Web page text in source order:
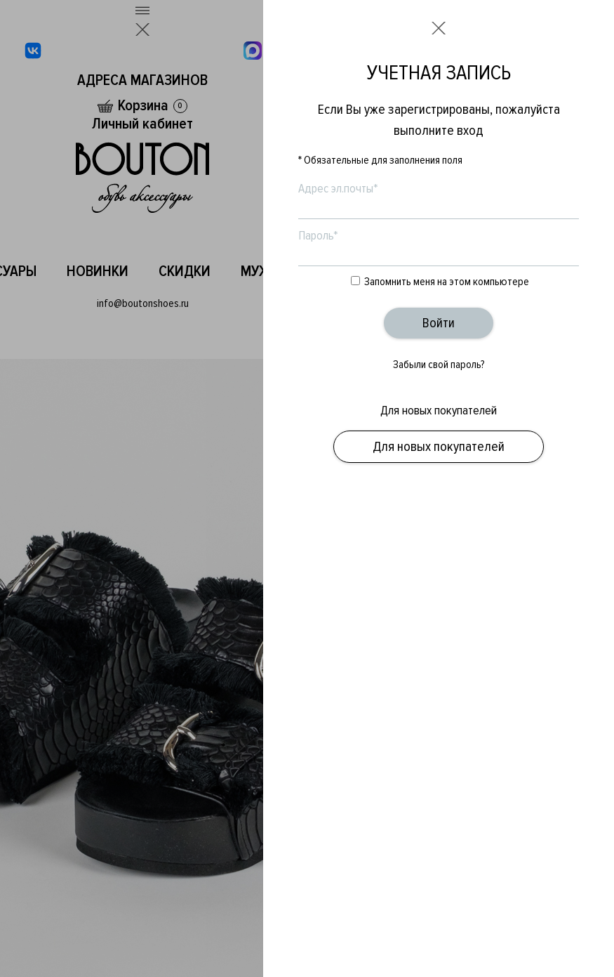
АДРЕСА МАГАЗИНОВ
Корзина
0
Личный кабинет
НОВИНКИ СКИДКИ МУЖСКОЕ ЖЕНСКОЕ БРЕНДЫ
info@boutonshoes.ru
УЧЕТНАЯ ЗАПИСЬ
Если Вы уже зарегистрированы, пожалуйста
выполните вход
* Обязательные для заполнения поля
Адрес эл.почты*
Пароль*
Запомнить меня на этом компьютере
Забыли свой пароль?
Для новых покупателей
Для новых покупателей